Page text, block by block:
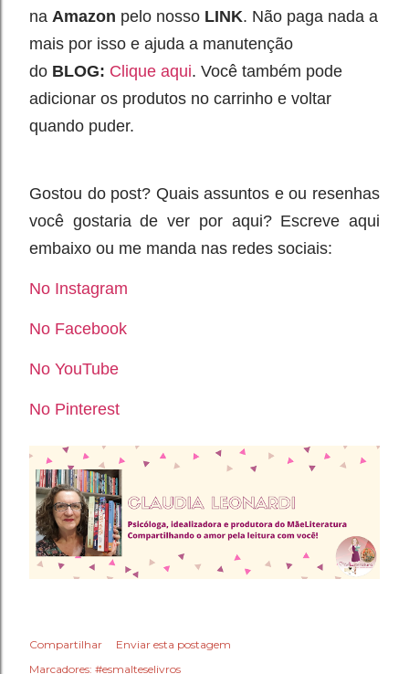
na Amazon pelo nosso LINK. Não paga nada a
mais por isso e ajuda a manutenção
do BLOG: Clique aqui. Você também pode
adicionar os produtos no carrinho e voltar
quando puder.
Gostou do post? Quais assuntos e ou resenhas
você gostaria de ver por aqui? Escreve aqui
embaixo ou me manda nas redes sociais:
No Instagram
No Facebook
No YouTube
No Pinterest
Compartilhar
Enviar esta postagem
Marcadores: #esmalteselivros